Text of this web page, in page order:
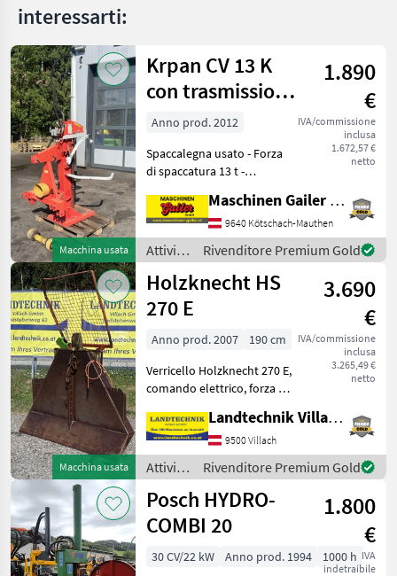
rivenditori
interessarti:
Macchina usata
Krpan CV 13 K
con trasmissione
a presa di forza
1.890
€
IVA/commissione
inclusa
1.672,57 €
netto
Anno prod. 2012
Spaccalegna usato - Forza
di spaccatura 13 t -
110 cm - Azionamento
tramite presa di forza -
Albero cardanico -
Sollevatore meccanico pe
Maschinen Gailer GmbH
9640 Kötschach-Mauthen
Attività
forestali
e
lavorazione
del
legno /
Rivenditore Premium Gold
Macchina usata
Holzknecht HS
270 E
3.690
€
IVA/commissione
inclusa
3.265,49 €
netto
Anno prod. 2007
190 cm
Verricello Holzknecht 270 E,
comando elettrico, forza di
protezione, 4 scivoli per
fune, gancio terminale e
albero articolato, supporto
per
Landtechnik Villach GmbH
9500 Villach
Attività
forestali
e
lavorazione
del
legno /
Rivenditore Premium Gold
Posch HYDRO-
COMBI 20
1.800
€
IVA
indetraibile
30 CV/22 kW Anno prod. 1994
1000 h